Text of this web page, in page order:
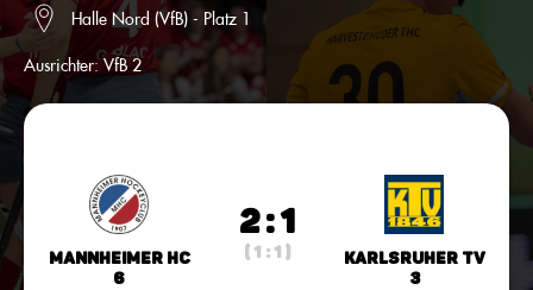
Halle Nord (VfB) - Platz 1
Ausrichter:VfB 2
Mannheimer HC
6
2 : 1
( 1 : 1 )
Karlsruher TV
3